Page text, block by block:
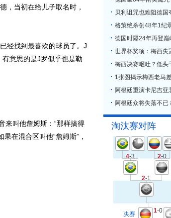
，当初在给儿子取名时，
经找到最喜欢的球员了。J
有意思的是J罗似乎也是勒
叫他詹姆斯：“那样搞得
在混合区叫他“詹姆斯”，
贝利诅咒也难阻德
格策绝杀创48年1纪
德国时隔24年再登
世界杯奖项：梅西失
梅西决赛呕吐？低头
1张图揭示梅西老马
阿根廷重演卡尼吉亚
阿根廷众将失落不已
淘汰赛对阵
4-3 2-0
2-1
1-0
决赛